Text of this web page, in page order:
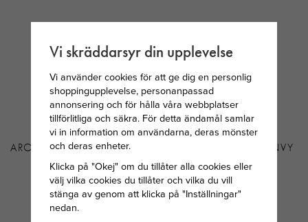
AROCK VINCE RING STÅL
399 KR
SNÖ OF SWEDEN ENVY
LITET ÖRHÄNGE
SILVERPLÄTERAD
MÄSSING/KLAR
Vi skräddarsyr din upplevelse
Vi använder cookies för att ge dig en personlig
shoppingupplevelse, personanpassad
annonsering och för hålla våra webbplatser
tillförlitliga och säkra. För detta ändamål samlar
vi in information om användarna, deras mönster
och deras enheter.
Klicka på "Okej" om du tillåter alla cookies eller
välj vilka cookies du tillåter och vilka du vill
stänga av genom att klicka på "Inställningar"
nedan.